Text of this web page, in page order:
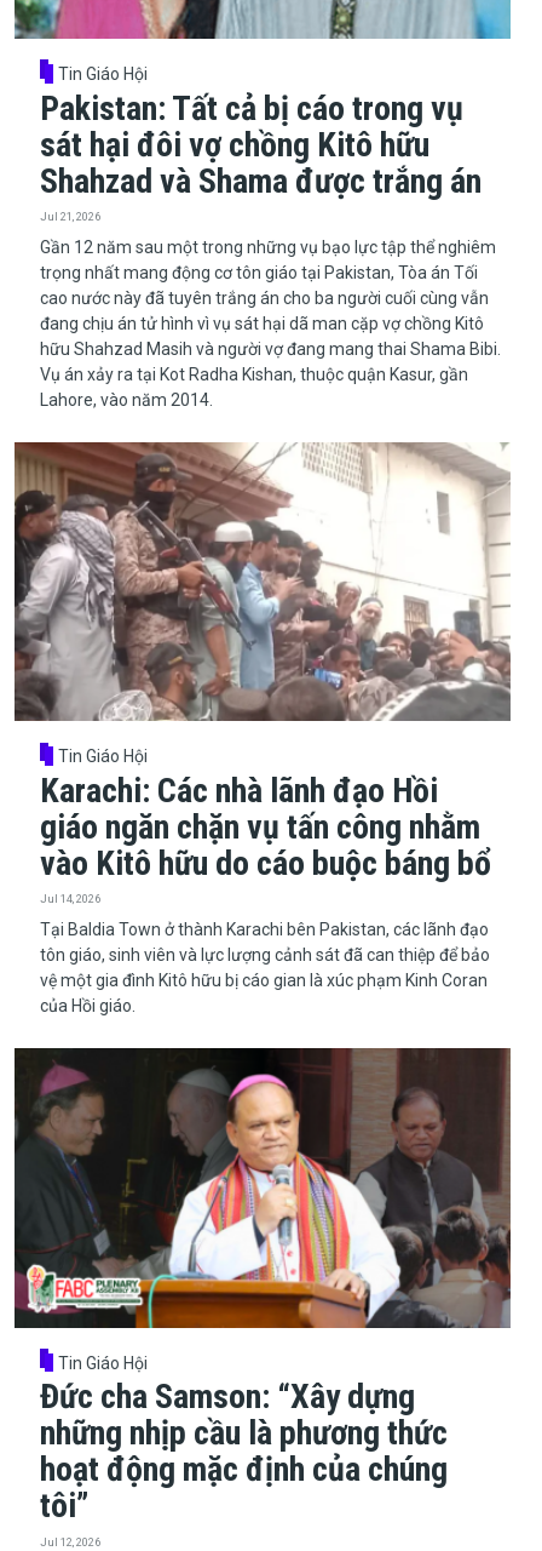
Tin Giáo Hội
Pakistan: Tất cả bị cáo trong vụ
sát hại đôi vợ chồng Kitô hữu
Shahzad và Shama được trắng án
Jul 21, 2026
​​​​​​​Gần 12 năm sau một trong những vụ bạo lực tập thể nghiêm
trọng nhất mang động cơ tôn giáo tại Pakistan, Tòa án Tối
cao nước này đã tuyên trắng án cho ba người cuối cùng vẫn
đang chịu án tử hình vì vụ sát hại dã man cặp vợ chồng Kitô
hữu Shahzad Masih và người vợ đang mang thai Shama Bibi.
Vụ án xảy ra tại Kot Radha Kishan, thuộc quận Kasur, gần
Lahore, vào năm 2014.
Tin Giáo Hội
Karachi: Các nhà lãnh đạo Hồi
giáo ngăn chặn vụ tấn công nhằm
vào Kitô hữu do cáo buộc báng bổ
Jul 14, 2026
Tại Baldia Town ở thành Karachi bên Pakistan, các lãnh đạo
tôn giáo, sinh viên và lực lượng cảnh sát đã can thiệp để bảo
vệ một gia đình Kitô hữu bị cáo gian là xúc phạm Kinh Coran
của Hồi giáo.
Tin Giáo Hội
Đức cha Samson: “Xây dựng
những nhịp cầu là phương thức
hoạt động mặc định của chúng
tôi”
Jul 12, 2026